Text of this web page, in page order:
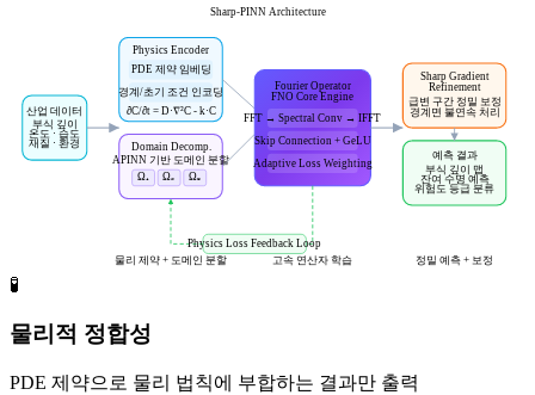
Sharp-PINN Architecture
산업 데이터
부식 깊이
온도 · 습도
재질 · 환경
Physics Encoder
PDE 제약 임베딩
경계/초기 조건 인코딩
∂C/∂t = D·∇²C - k·C
Domain Decomp.
APINN 기반 도메인 분할
Ω₁
Ω₂ Ω₃
Fourier Operator
FNO Core Engine
FFT → Spectral Conv → IFFT
Skip Connection + GeLU
Adaptive Loss Weighting
Sharp Gradient
Refinement
급변 구간 정밀 보정
경계면 불연속 처리
예측 결과
부식 깊이 맵
잔여 수명 예측
위험도 등급 분류
Physics Loss Feedback Loop
물리 제약 + 도메인 분할 고속 연산자 학습 정밀 예측 + 보정
🧪
물리적 정합성
PDE 제약으로 물리 법칙에 부합하는 결과만 출력